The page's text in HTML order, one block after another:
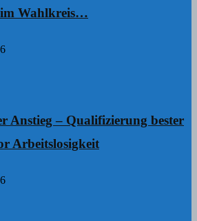
Wahlkreis…
Anstieg – Qualifizierung bester
Arbeitslosigkeit